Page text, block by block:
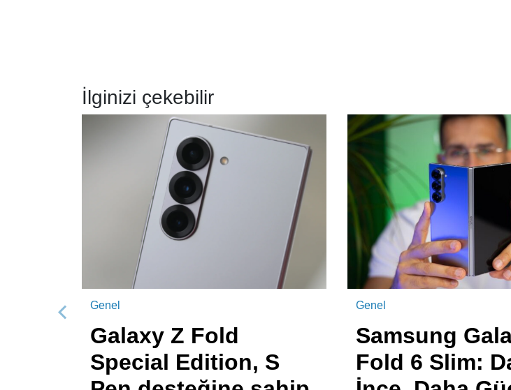
İlginizi çekebilir
Genel
Galaxy Z Fold
Special Edition, S
Genel
Samsung
Fold 6 Slim:
Önceki